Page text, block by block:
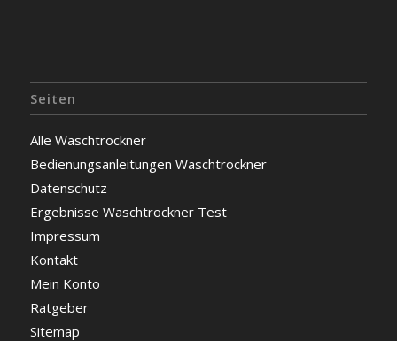
Seiten
Alle Waschtrockner
Bedienungsanleitungen Waschtrockner
Datenschutz
Ergebnisse Waschtrockner Test
Impressum
Kontakt
Mein Konto
Ratgeber
Sitemap